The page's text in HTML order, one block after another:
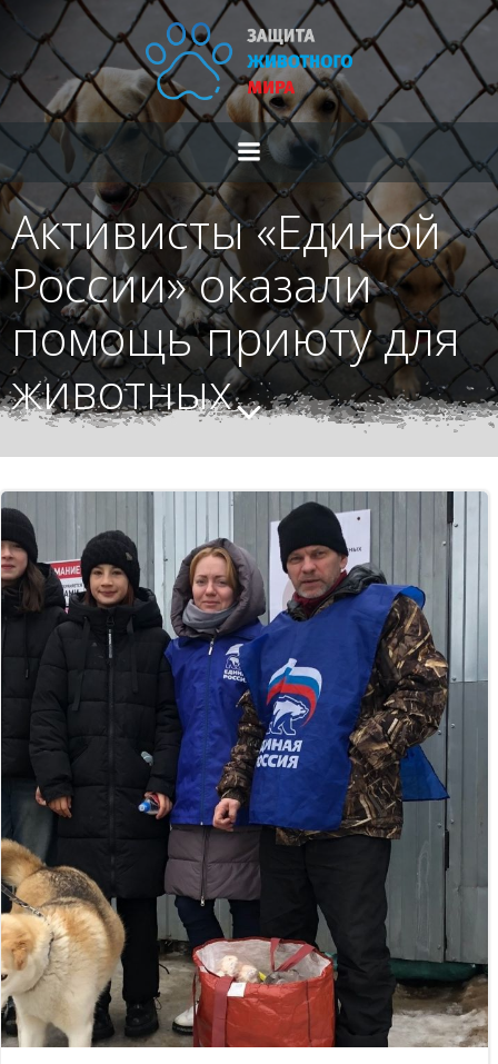
Перейти
к
содержимому
Активисты «Единой
России» оказали
помощь приюту для
животных